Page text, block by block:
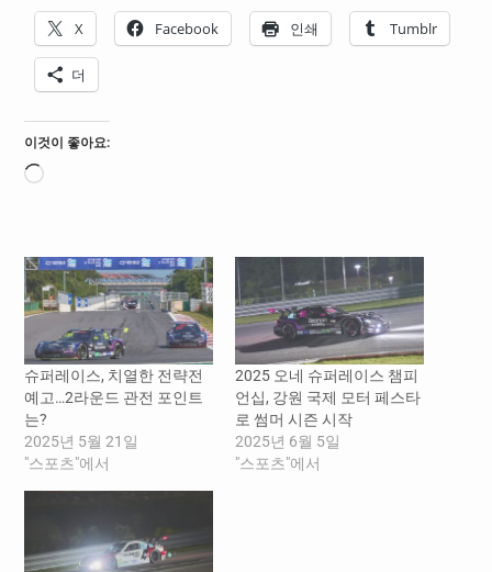
X Facebook 인쇄 Tumblr
더
이것이 좋아요:
로
슈퍼레이스, 치열한 전략전
예고…2라운드 관전 포인트
는?
2025년 5월 21일
"스포츠"에서
2025 오네 슈퍼레이스 챔피
언십, 강원 국제 모터 페스타
로 썸머 시즌 시작
2025년 6월 5일
"스포츠"에서